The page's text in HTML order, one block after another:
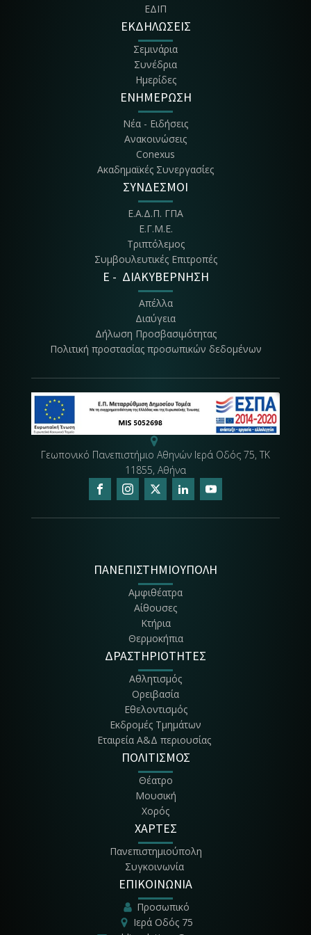
ΕΔΙΠ
ΕΚΔΗΛΩΣΕΙΣ
Σεμινάρια
Συνέδρια
Ημερίδες
ΕΝΗΜΕΡΩΣΗ
Νέα - Ειδήσεις
Ανακοινώσεις
Conexus
Ακαδημαϊκές Συνεργασίες
ΣΥΝΔΕΣΜΟΙ
Ε.Α.Δ.Π. ΓΠΑ
Ε.Γ.Μ.Ε.
Τριπτόλεμος
Συμβουλευτικές Επιτροπές
E - ΔΙΑΚΥΒΕΡΝΗΣΗ
Απέλλα
Διαύγεια
Δήλωση Προσβασιμότητας
Πολιτική προστασίας προσωπικών δεδομένων
Γεωπονικό Πανεπιστήμιο Αθηνών Ιερά Οδός 75, ΤΚ
11855, Αθήνα
ΠΑΝΕΠΙΣΤΗΜΙΟΥΠΟΛΗ
Αμφιθέατρα
Αίθουσες
Κτήρια
Θερμοκήπια
ΔΡΑΣΤΗΡΙΟΤΗΤΕΣ
Αθλητισμός
Ορειβασία
Εθελοντισμός
Εκδρομές Τμημάτων
Εταιρεία Α&Δ περιουσίας
ΠΟΛΙΤΙΣΜΟΣ
Θέατρο
Μουσική
Χορός
ΧΑΡΤΕΣ
Πανεπιστημιούπολη
Συγκοινωνία
ΕΠΙΚΟΙΝΩΝΙΑ
Προσωπικό
Ιερά Οδός 75